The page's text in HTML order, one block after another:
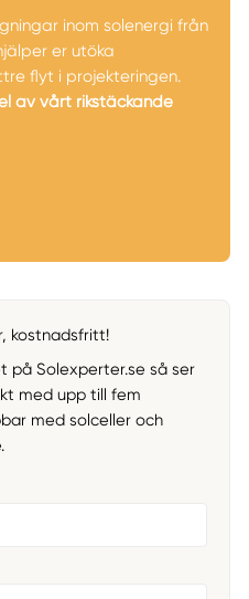
inom solenergi från
er utöka
flyt i projekteringen.
av vårt rikstäckande
kostnadsfritt!
på Solexperter.se så ser
med upp till fem
med solceller och